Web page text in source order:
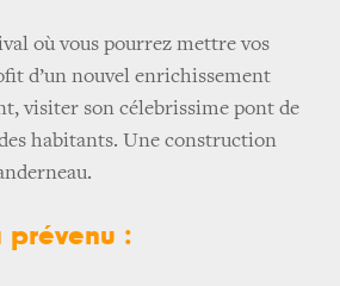
où vous pourrez mettre vos
d’un nouvel enrichissement
visiter son célebrissime pont de
habitants. Une construction
prévenu :